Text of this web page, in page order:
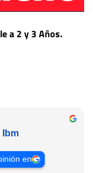
a 2 y 3 Años.
Ibm
en